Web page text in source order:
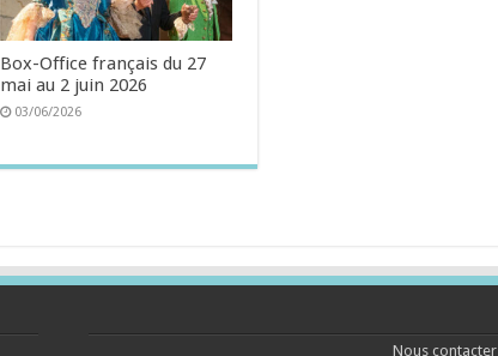
Box-Office français du 27
mai au 2 juin 2026
03/06/2026
Nous contacter